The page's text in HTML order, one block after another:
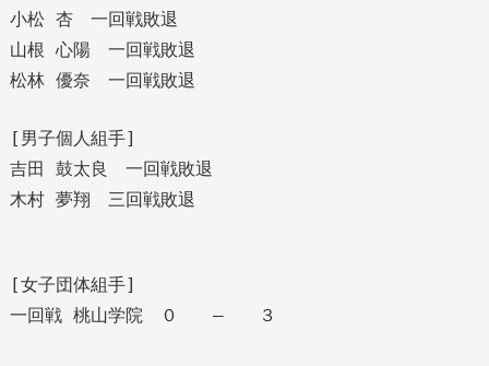
小松 杏 一回戦敗退
山根 心陽 一回戦敗退
松林 優奈 一回戦敗退
[男子個人組手]
吉田 鼓太良 一回戦敗退
木村 夢翔 三回戦敗退
[女子団体組手]
一回戦 桃山学院 ０ — ３